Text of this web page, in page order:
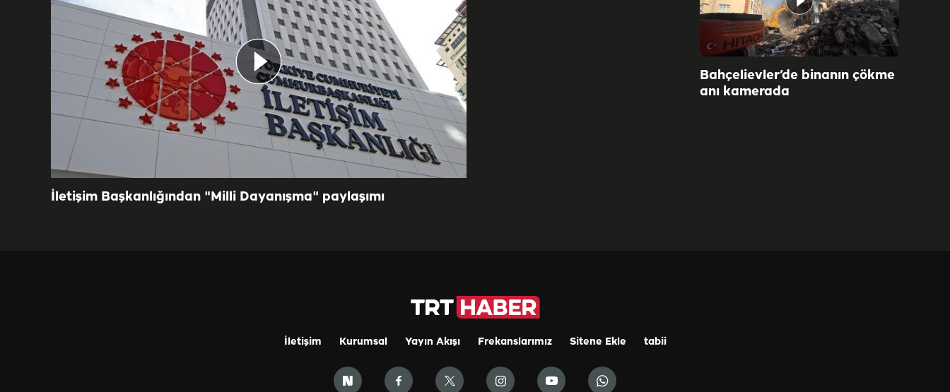
İletişim Başkanlığından "Milli Dayanışma" paylaşımı
Bahçelievler’de binanın çökme
anı kamerada
İletişim Kurumsal Yayın Akışı Frekanslarımız Sitene Ekle tabii